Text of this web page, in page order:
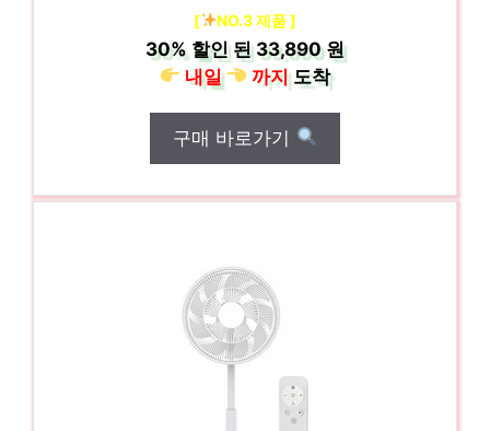
[ NO.3 제품 ]
30% 할인 된33,890 원
내일
까지도착
구매 바로가기